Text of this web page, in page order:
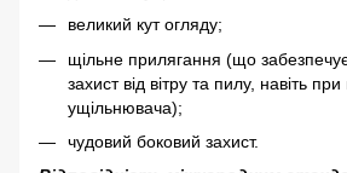
великий кут огляду;
щільне прилягання (що
захист від вітру та пилу, навіть при
ущільнювача);
чудовий боковий захист.